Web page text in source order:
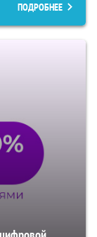
ПОДРОБНЕЕ